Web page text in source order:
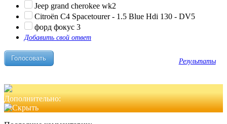
Jeep grand cherokee wk2
Citroën C4 Spacetourer - 1.5 Blue Hdi 130 - DV5
форд фокус 3
Добавить свой ответ
Результаты
Дополнительно: